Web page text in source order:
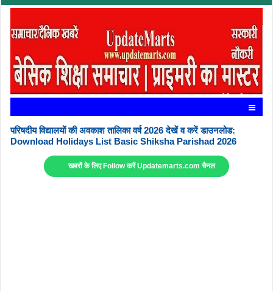
परिषदीय विद्यालयों की अवकाश तालिका वर्ष 2026 देखें व करें डाउनलोड:
Download Holidays List Basic Shiksha Parishad 2026
खबरों के लिए Follow करें Updatemarts.com चैनल